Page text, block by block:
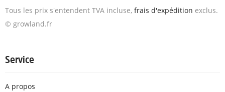
Tous les prix s'entendent TVA incluse, frais d'expédition exclus.
© growland.fr
Service
A propos